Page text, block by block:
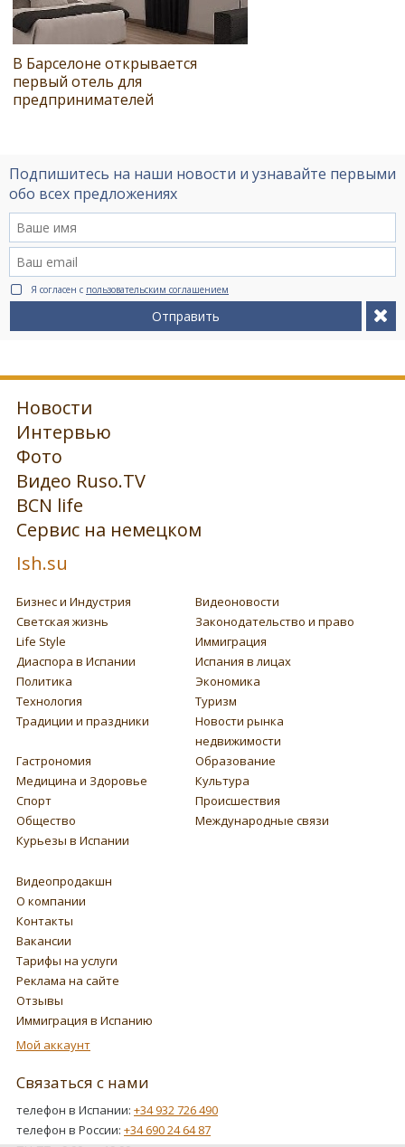
В Барселоне открывается
первый отель для
предпринимателей
Подпишитесь на наши новости и узнавайте первыми
обо всех предложениях
Я согласен с пользовательским соглашением
Отправить
Новости
Интервью
Фото
Видео Ruso.TV
BCN life
Сервис на немецком
Ish.su
Бизнес и Индустрия
Видеоновости
Светская жизнь
Законодательство и право
Life Style
Иммиграция
Диаспора в Испании
Испания в лицах
Политика
Экономика
Технология
Туризм
Традиции и праздники
Новости рынка
недвижимости
Гастрономия
Образование
Медицина и Здоровье
Культура
Спорт
Происшествия
Общество
Международные связи
Курьезы в Испании
Видеопродакшн
О компании
Контакты
Вакансии
Тарифы на услуги
Реклама на сайте
Отзывы
Иммиграция в Испанию
Мой аккаунт
Связаться с нами
телефон в Испании: +34 932 726 490
телефон в России: +34 690 24 64 87